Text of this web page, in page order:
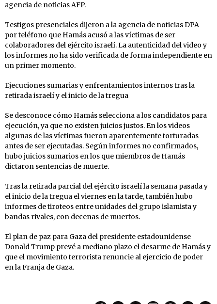
agencia de noticias AFP.
Testigos presenciales dijeron a la agencia de noticias DPA
por teléfono que Hamás acusó a las víctimas de ser
colaboradores del ejército israelí. La autenticidad del video y
los informes no ha sido verificada de forma independiente en
un primer momento.
Ejecuciones sumarias y enfrentamientos internos tras la
retirada israelí y el inicio de la tregua
Se desconoce cómo Hamás selecciona a los candidatos para
ejecución, ya que no existen juicios justos. En los videos
algunas de las víctimas fueron aparentemente torturadas
antes de ser ejecutadas. Según informes no confirmados,
hubo juicios sumarios en los que miembros de Hamás
dictaron sentencias de muerte.
Tras la retirada parcial del ejército israelí la semana pasada y
el inicio de la tregua el viernes en la tarde, también hubo
informes de tiroteos entre unidades del grupo islamista y
bandas rivales, con decenas de muertos.
El plan de paz para Gaza del presidente estadounidense
Donald Trump prevé a mediano plazo el desarme de Hamás y
que el movimiento terrorista renuncie al ejercicio de poder
en la Franja de Gaza.